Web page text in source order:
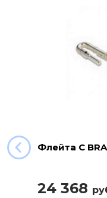
Флейта C
24 368